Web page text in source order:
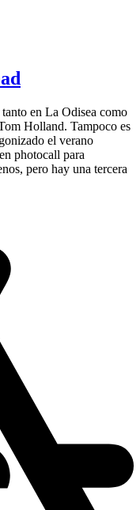
en La Odisea como
Holland. Tampoco es
el verano
photocall para
pero hay una tercera